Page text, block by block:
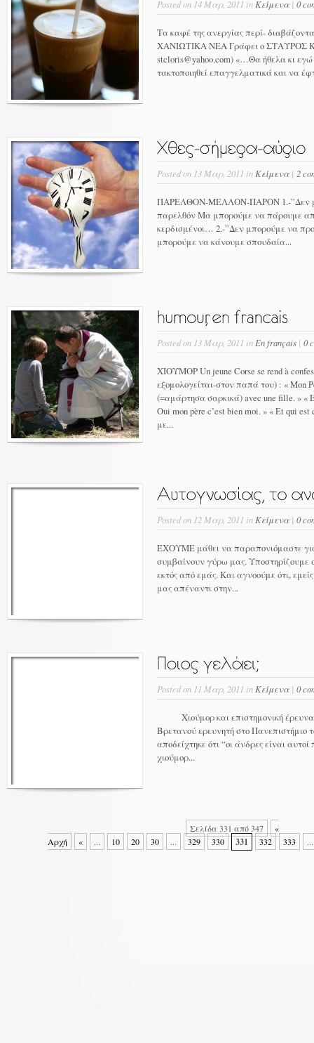
Posted on 14 Μαρ, 2011 in Κείμενα | 0
Τα καφέ της ανεργίας περί-
ΧΑΝΙΩΤΙΚΑ ΝΕΑ Γράφει ο ΣΤΑΥΡΟΣ
stcloris@yahoo.com) «…Θα ήθελα κι
τακτοποιηθεί επαγγελματικά και να
Posted on 13 Μαρ, 2011 in Κείμενα | 2
ΠΑΡΕΛΘΟΝ-ΜΕΛΛΟΝ-ΠΑΡΟΝ 1.-”Δεν
παρελθόν Μα μπορούμε να πάρουμε
κερδισμένοι… 2.-”Δεν μπορούμε να
μπορούμε να κάνουμε σπουδαία...
Posted on 13 Μαρ, 2011 in En français | 0
ΧΙΟΥΜΟΡ Un jeune Corse se rend à
εξομολογείται-στον παπά του) : « Mon
(=αμάρτησα σαρκικά) avec une fille. » «
Oui mon père c’est bien moi. » « Et qui
με...
Posted on 12 Μαρ, 2011 in Κείμενα | 0
ΈΧΟΥΜΕ μάθει να παραπονιόμαστε
συμβαίνουν γύρω μας. Υποστηρίζουμε
εκτός από εμάς. Και αγνοούμε ότι,
μας απέναντι στην...
Posted on 11 Μαρ, 2011 in Κείμενα | 0
Χιούμορ και επιστημονική
Βρετανού ερευνητή στο Πανεπιστήμιο
αποδείχτηκε ότι “οι άνδρες είναι
χιούμορ...
Σελίδα 331 από 347
«
Αρχή
« ... 10 20 30 ... 329 330 331 332 333 ...